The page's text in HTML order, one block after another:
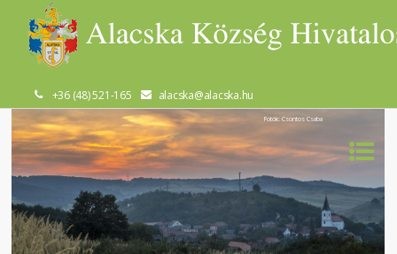
+36 (48) 521-165 alacska@alacska.hu
Fotók: Csontos Csaba